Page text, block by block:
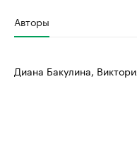
Авторы
Диана Бакулина,